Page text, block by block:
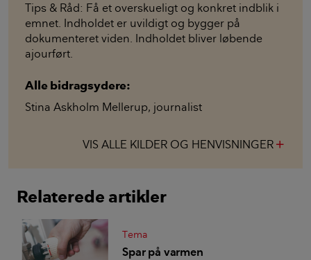
Tips & Råd: Få et overskueligt og konkret indblik i
emnet. Indholdet er uvildigt og bygger på
dokumenteret viden. Indholdet bliver løbende
ajourført.
Alle bidragsydere:
Stina Askholm Mellerup, journalist
VIS ALLE KILDER OG HENVISNINGER
Relaterede artikler
Tema
Spar på varmen